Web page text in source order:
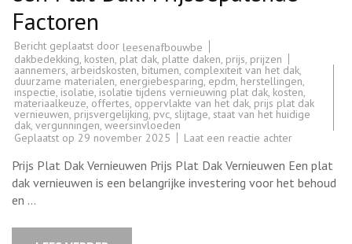
Factoren
Bericht geplaatst door leesenafbouwbe
dakbedekking, kosten, plat dak, platte daken, prijs, prijzen
aannemers, arbeidskosten, bitumen, complexiteit van het dak,
duurzame materialen, energiebesparing, epdm, herstellingen,
inspectie, isolatie, isolatie tijdens vernieuwing plat dak, kosten,
materiaalkeuze, offertes, oppervlakte van het dak, prijs plat dak
vernieuwen, prijsvergelijking, pvc, slijtage, staat van het huidige
dak, vergunningen, weersinvloeden
Geplaatst op 29 november 2025 Laat een reactie achterop
voor
het
Vernieuwen
van
Prijs Plat Dak Vernieuwen Prijs Plat Dak Vernieuwen Een plat
dak vernieuwen is een belangrijke investering voor het behoud
en …